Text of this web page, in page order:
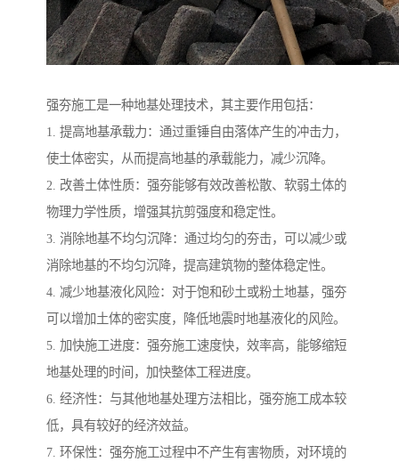
强夯施工是一种地基处理技术，其主要作用包括：
1. 提高地基承载力：通过重锤自由落体产生的冲击力，
使土体密实，从而提高地基的承载能力，减少沉降。
2. 改善土体性质：强夯能够有效改善松散、软弱土体的
物理力学性质，增强其抗剪强度和稳定性。
3. 消除地基不均匀沉降：通过均匀的夯击，可以减少或
消除地基的不均匀沉降，提高建筑物的整体稳定性。
4. 减少地基液化风险：对于饱和砂土或粉土地基，强夯
可以增加土体的密实度，降低地震时地基液化的风险。
5. 加快施工进度：强夯施工速度快，效率高，能够缩短
地基处理的时间，加快整体工程进度。
6. 经济性：与其他地基处理方法相比，强夯施工成本较
低，具有较好的经济效益。
7. 环保性：强夯施工过程中不产生有害物质，对环境的